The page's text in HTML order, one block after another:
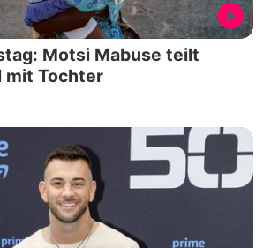
Motsi Mabuse teilt
mit Tochter